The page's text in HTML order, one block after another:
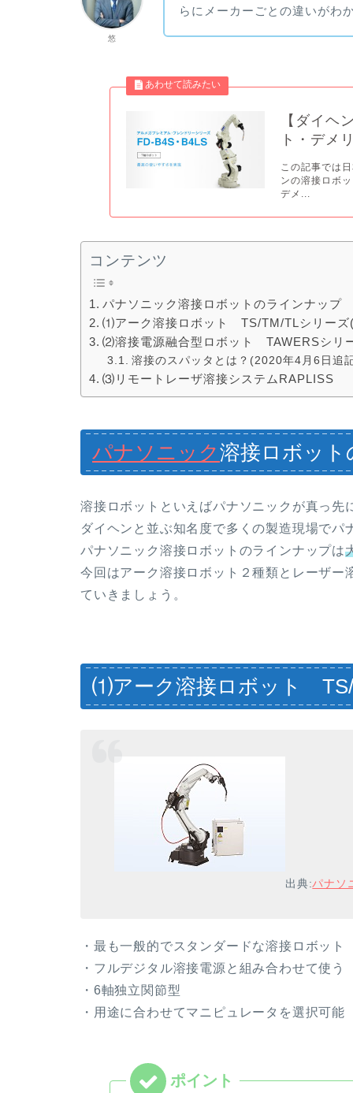
悠
らにメーカーごとの違いがわ
【ダイヘ
ト・デメ
この記事では
ンの溶接ロボ
デメ...
コンテンツ
パナソニック溶接ロボットのラインナップ
⑴アーク溶接ロボット TS/TM/TLシリー
⑵溶接電源融合型ロボット TAWERSシ
溶接のスパッタとは？(2020年4月6日追
⑶リモートレーザ溶接システムRAPLISS
パナソニック溶接ロボッ
溶接ロボットといえばパナソニックが真っ
ダイヘンと並ぶ知名度で多くの製造現場で
パナソニック溶接ロボットのラインナップは
今回はアーク溶接ロボット２種類とレーザ
ていきましょう。
⑴アーク溶接ロボット
出典:パナソ
・最も一般的でスタンダードな溶接ロボット
・フルデジタル溶接電源と組み合わせて使う
・6軸独立関節型
・用途に合わせてマニピュレータを選択可能